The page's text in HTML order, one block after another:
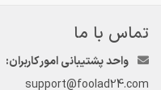
تماس با ما
واحد پشتیبانی امور کاربران:
support@foolad24.com